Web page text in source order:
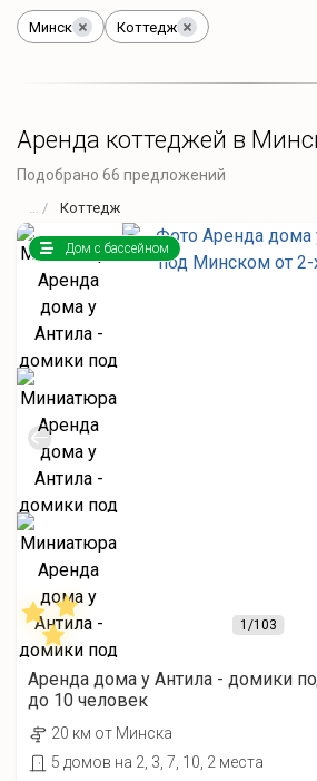
Минск Коттедж
Аренда коттеджей в
Подобрано 66 предложений
Коттедж
1 /103
Дом с бассейном
Аренда дома у Антила - домики
до 10 человек
20 км от Минска
5 домов на 2, 3, 7, 10, 2 места